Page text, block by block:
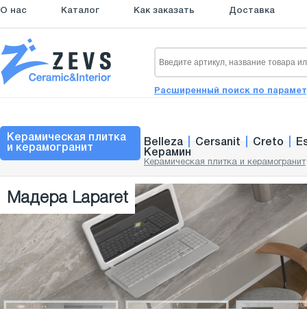
О нас Каталог Как заказать Доставка
Расширенный поиск по
Керамическая плитка
и керамогранит
Belleza Cersanit Creto
Керамин
Керамическая плитка и керамогранит
Мадера Laparet